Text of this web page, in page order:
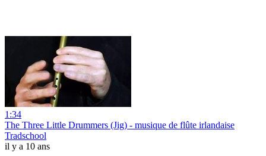
1:34
The Three Little Drummers (Jig) - musique de flûte irlandaise
Tradschool
il y a 10 ans